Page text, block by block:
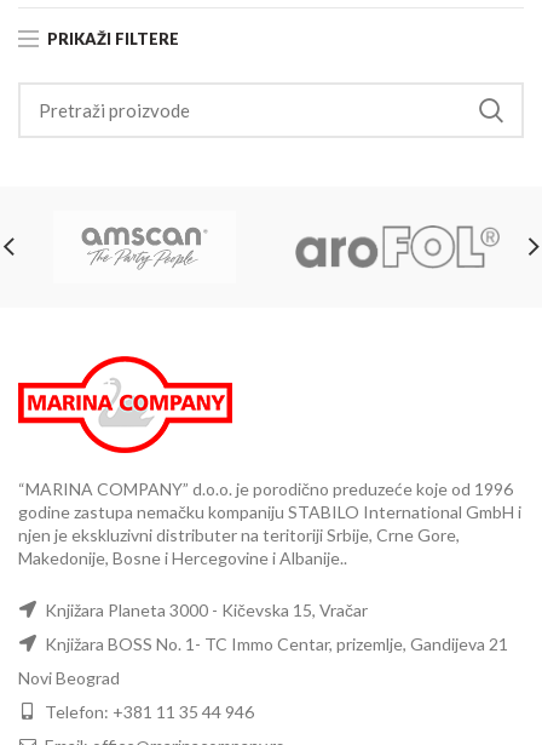
PRIKAŽI FILTERE
“MARINA COMPANY” d.o.o. je porodično preduzeće koje od 1996
godine zastupa nemačku kompaniju STABILO International GmbH i
njen je ekskluzivni distributer na teritoriji Srbije, Crne Gore,
Makedonije, Bosne i Hercegovine i Albanije..
Knjižara Planeta 3000 - Kičevska 15, Vračar
Knjižara BOSS No. 1- TC Immo Centar, prizemlje, Gandijeva 21
Novi Beograd
Telefon: +381 11 35 44 946